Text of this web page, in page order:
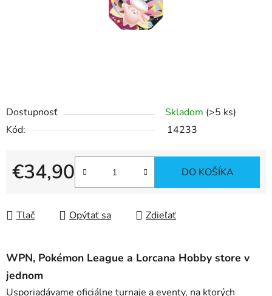
Dostupnosť Skladom (>5 ks)
Kód:
14233
€34,90
Jednotková cena:
DO KOŠÍKA
Tlač Opýtať sa Zdieľať
WPN, Pokémon League a Lorcana Hobby store v
jednom
Usporiadávame oficiálne turnaje a eventy, na ktorých